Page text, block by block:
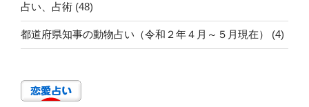
占い、占術 (48)
都道府県知事の動物占い（令和２年４月～５月現在） (4)